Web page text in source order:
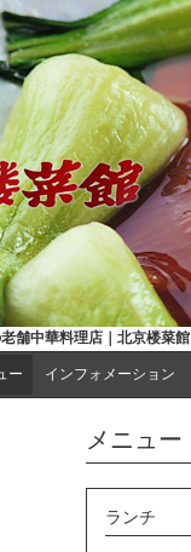
舗中華料理店｜北京楼菜
ー インフォメーション
メニュー
ランチ